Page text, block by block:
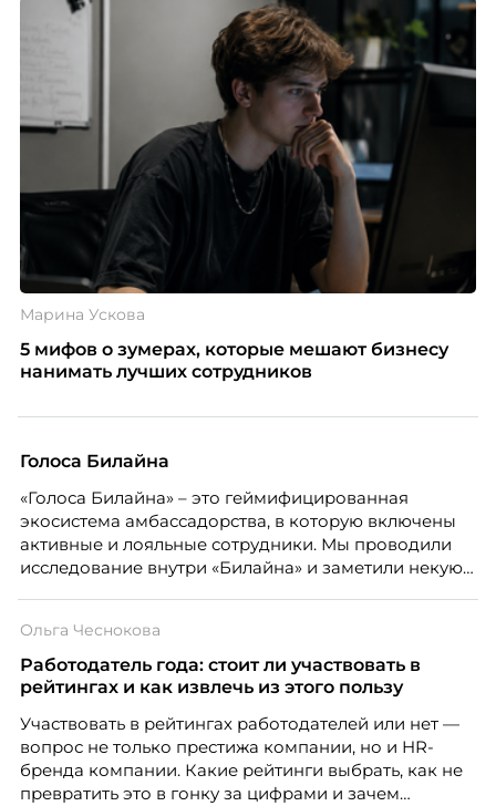
Марина Ускова
5 мифов о зумерах, которые мешают бизнесу
нанимать лучших сотрудников
Голоса Билайна
«Голоса Билайна» – это геймифицированная
экосистема амбассадорства, в которую включены
активные и лояльные сотрудники. Мы проводили
исследование внутри «Билайна» и заметили некую
благодарности и публичного признания.
Ольга Чеснокова
Работодатель года: стоит ли участвовать в
рейтингах и как извлечь из этого пользу
Участвовать в рейтингах работодателей или нет —
вопрос не только престижа компании, но и HR-
бренда компании. Какие рейтинги выбрать, как не
превратить это в гонку за цифрами и зачем